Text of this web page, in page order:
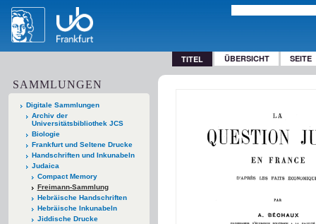
TITEL ÜBERSICHT SEITE
SAMMLUNGEN
Digitale Sammlungen
Archiv der
Universitätsbibliothek JCS
Biologie
Frankfurt und Seltene Drucke
Handschriften und Inkunabeln
Judaica
Compact Memory
Freimann-Sammlung
Hebräische Handschriften
Hebräische Inkunabeln
Jiddische Drucke